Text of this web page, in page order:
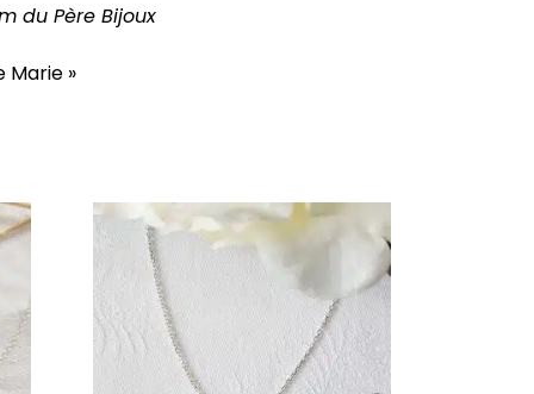
du Père Bijoux
Marie »
Ce
produit
a
plusieurs
variations.
Les
options